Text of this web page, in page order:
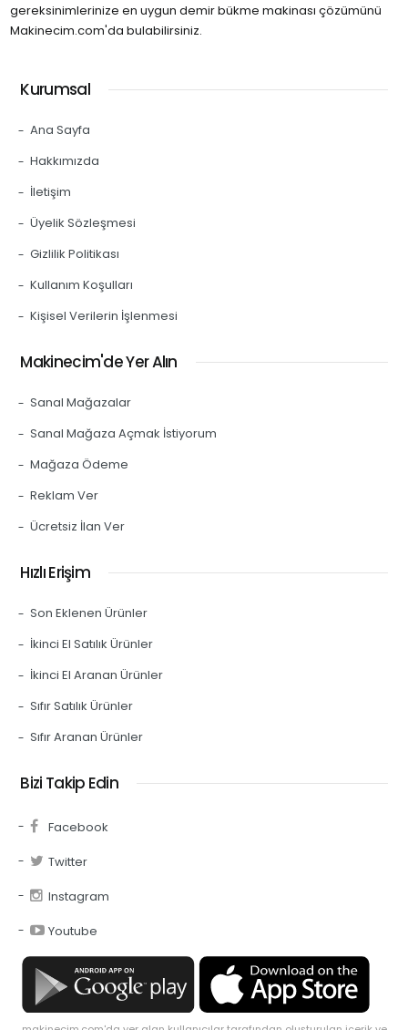
gereksinimlerinize en uygun demir bükme makinası çözümünü
Makinecim.com'da bulabilirsiniz.
Kurumsal
Ana Sayfa
Hakkımızda
İletişim
Üyelik Sözleşmesi
Gizlilik Politikası
Kullanım Koşulları
Kişisel Verilerin İşlenmesi
Makinecim'de Yer Alın
Sanal Mağazalar
Sanal Mağaza Açmak İstiyorum
Mağaza Ödeme
Reklam Ver
Ücretsiz İlan Ver
Hızlı Erişim
Son Eklenen Ürünler
İkinci El Satılık Ürünler
İkinci El Aranan Ürünler
Sıfır Satılık Ürünler
Sıfır Aranan Ürünler
Bizi Takip Edin
Facebook
Twitter
Instagram
Youtube